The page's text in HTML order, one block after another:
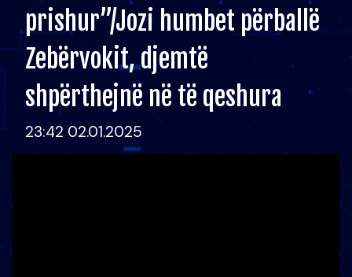
prishur”/Jozi humbet përballë
Zebërvokit, djemtë
shpërthejnë në të qeshura
23:42 02.01.2025